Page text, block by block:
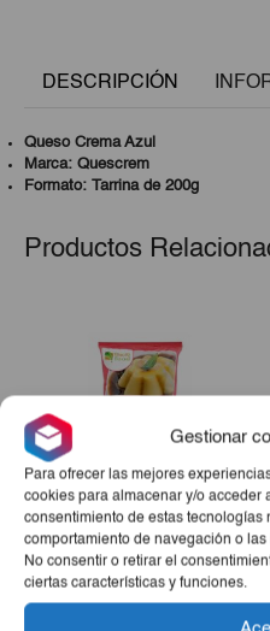
Gestionar
Para ofrecer las mejores
cookies para almacenar y/o acceder
consentimiento de estas tecnologías
comportamiento de navegación o
No consentir o retirar el
ciertas características y funciones.
DESCRIPCIÓN
Queso Crema Azul
Marca: Quescrem
Formato: Tarrina de 200g
Productos
Flan De Leche Sabor
Caramelo 1kg
€5,50